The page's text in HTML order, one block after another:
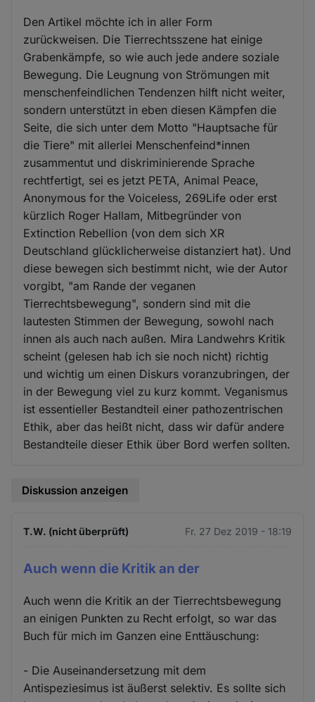
Den Artikel möchte ich in aller Form
zurückweisen. Die Tierrechtsszene hat einige
Grabenkämpfe, so wie auch jede andere soziale
Bewegung. Die Leugnung von Strömungen mit
menschenfeindlichen Tendenzen hilft nicht weiter,
sondern unterstützt in eben diesen Kämpfen die
Seite, die sich unter dem Motto "Hauptsache für
die Tiere" mit allerlei Menschenfeind*innen
zusammentut und diskriminierende Sprache
rechtfertigt, sei es jetzt PETA, Animal Peace,
Anonymous for the Voiceless, 269Life oder erst
kürzlich Roger Hallam, Mitbegründer von
Extinction Rebellion (von dem sich XR
Deutschland glücklicherweise distanziert hat). Und
diese bewegen sich bestimmt nicht, wie der Autor
vorgibt, "am Rande der veganen
Tierrechtsbewegung", sondern sind mit die
lautesten Stimmen der Bewegung, sowohl nach
innen als auch nach außen. Mira Landwehrs Kritik
scheint (gelesen hab ich sie noch nicht) richtig
und wichtig um einen Diskurs voranzubringen, der
in der Bewegung viel zu kurz kommt. Veganismus
ist essentieller Bestandteil einer pathozentrischen
Ethik, aber das heißt nicht, dass wir dafür andere
Bestandteile dieser Ethik über Bord werfen sollten.
Diskussion anzeigen
T.W. (nicht überprüft) Fr. 27 Dez 2019 - 18:19
Auch wenn die Kritik an der
Auch wenn die Kritik an der Tierrechtsbewegung
an einigen Punkten zu Recht erfolgt, so war das
Buch für mich im Ganzen eine Enttäuschung:
- Die Auseinandersetzung mit dem
Antispeziesimus ist äußerst selektiv. Es sollte sich